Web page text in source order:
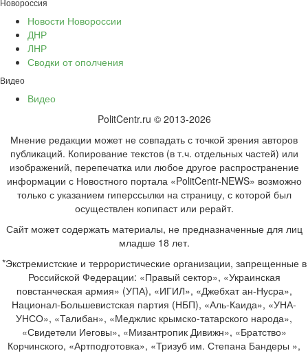
Новороссия
Новости Новороссии
ДНР
ЛНР
Сводки от ополчения
Видео
Видео
PolitCentr.ru © 2013-2026
Мнение редакции может не совпадать с точкой зрения авторов
публикаций. Копирование текстов (в т.ч. отдельных частей) или
изображений, перепечатка или любое другое распространение
информации с Новостного портала «PolitCentr-NEWS» возможно
только с указанием гиперссылки на страницу, с которой был
осуществлен копипаст или рерайт.
Сайт может содержать материалы, не предназначенные для лиц
младше 18 лет.
*Экстремистские и террористические организации, запрещенные в
Российской Федерации: «Правый сектор», «Украинская
повстанческая армия» (УПА), «ИГИЛ», «Джебхат ан-Нусра»,
Национал-Большевистская партия (НБП), «Аль-Каида», «УНА-
УНСО», «Талибан», «Меджлис крымско-татарского народа»,
«Свидетели Иеговы», «Мизантропик Дивижн», «Братство»
Корчинского, «Артподготовка», «Тризуб им. Степана Бандеры »,